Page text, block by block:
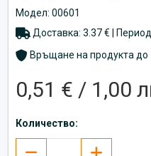
Модел: 00601
Доставка: 3.37 € |
Връщане на продукта до
0,51 € / 1,00
Количество: